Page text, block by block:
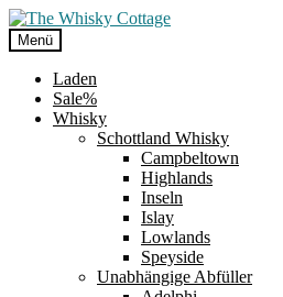
Zur
Navigation
springen
Zum
Inhalt
springen
Menü
Laden
Sale%
Whisky
Schottland Whisky
Campbeltown
Highlands
Inseln
Islay
Lowlands
Speyside
Unabhängige Abfüller